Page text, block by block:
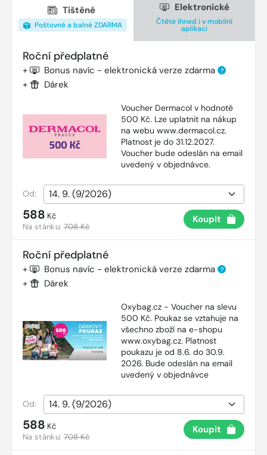
Tištěné
Poštovné a balné ZDARMA
Elektronické
Čtěte ihned i v mobilní
aplikaci
Roční předplatné
+ Bonus navíc - elektronická verze zdarma ?
+ Dárek
Voucher Dermacol v hodnotě
500 Kč. Lze uplatnit na nákup
na webu www.dermacol.cz.
Platnost je do 31.12.2027.
Voucher bude odeslán na email
uvedený v objednávce.
Od:
588 Kč
Na stánku:708 Kč
Koupit
Roční předplatné
+ Bonus navíc - elektronická verze zdarma ?
+ Dárek
Oxybag.cz - Voucher na slevu
500 Kč. Poukaz se vztahuje na
všechno zboží na e-shopu
www.oxybag.cz. Platnost
poukazu je od 8.6. do 30.9.
2026. Bude odeslán na email
uvedený v objednávce
Od:
588 Kč
Na stánku:708 Kč
Koupit